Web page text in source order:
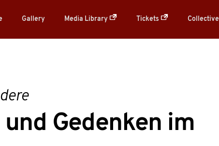
Gallery Media Library Tickets Collective
Gedenken im